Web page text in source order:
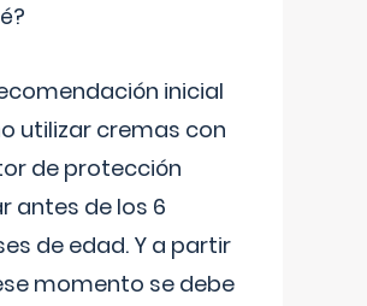
inicial
utilizar cremas con
de protección
antes de los 6
de edad. Y a partir
momento se debe